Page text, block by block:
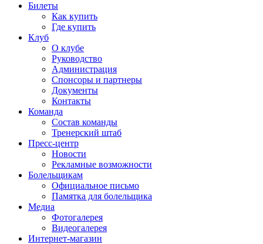
Билеты
Как купить
Где купить
Клуб
О клубе
Руководство
Администрация
Спонсоры и партнеры
Документы
Контакты
Команда
Состав команды
Тренерский штаб
Пресс-центр
Новости
Рекламные возможности
Болельщикам
Официальное письмо
Памятка для болельщика
Медиа
Фотогалерея
Видеогалерея
Интернет-магазин